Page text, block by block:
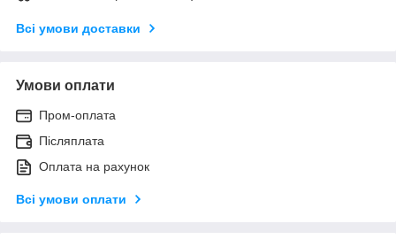
Всі умови доставки
Умови оплати
Пром-оплата
Післяплата
Оплата на рахунок
Всі умови оплати